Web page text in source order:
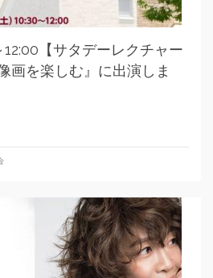
12:00【サタデーレクチャー
画を楽しむ』に出演しま